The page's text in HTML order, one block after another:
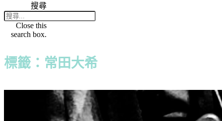
搜尋
Close this
search box.
標籤：常田大希